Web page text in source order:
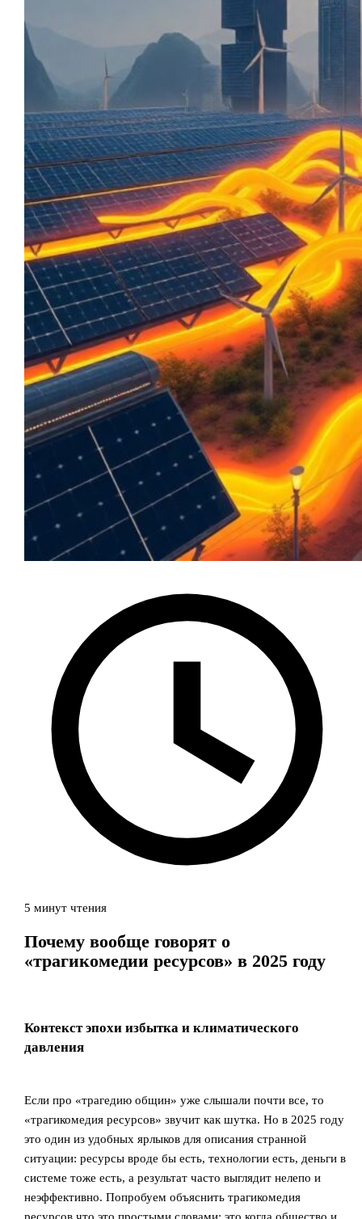
5 минут чтения
Почему вообще говорят о
«трагикомедии ресурсов» в 2025 году
Контекст эпохи избытка и климатического
давления
Если про «трагедию общин» уже слышали почти все, то
«трагикомедия ресурсов» звучит как шутка. Но в 2025 году
это один из удобных ярлыков для описания странной
ситуации: ресурсы вроде бы есть, технологии есть, деньги в
системе тоже есть, а результат часто выглядит нелепо и
неэффективно. Попробуем объяснить трагикомедия